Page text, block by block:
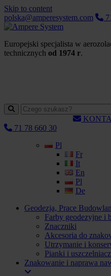
Skip to content
polska@amperesystem.com
Europejski specjalista w
technicznych od 1974 r.
71 78 660 30
Pl
Fr
It
En
Pl
De
Geodezja, Prace
Farby geodezyjne i
Znaczniki
Akcesoria do
Utrzymanie i
Pianki i
Znakowanie i naprawa